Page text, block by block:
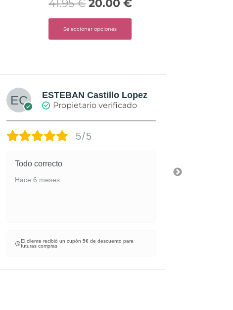
41.95€ 20.00€
Seleccionar opciones
ESTEBAN Castillo Lopez
Propietario verificado
5/5
Todo correcto
Hace 6 meses
El cliente recibió un cupón 5€ de descuento para
futuras compras